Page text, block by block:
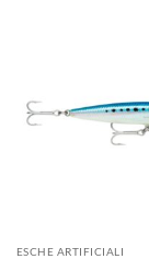
ESCHE ARTIFICIALI